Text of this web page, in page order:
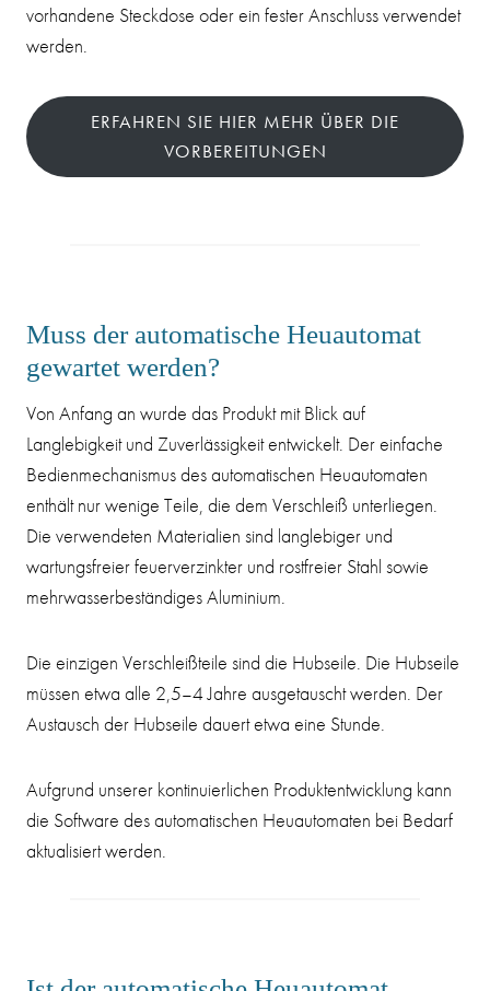
vorhandene Steckdose oder ein fester Anschluss verwendet
werden.
ERFAHREN SIE HIER MEHR ÜBER DIE
VORBEREITUNGEN
Muss der automatische Heuautomat
gewartet werden?
Von Anfang an wurde das Produkt mit Blick auf
Langlebigkeit und Zuverlässigkeit entwickelt. Der einfache
Bedienmechanismus des automatischen Heuautomaten
enthält nur wenige Teile, die dem Verschleiß unterliegen.
Die verwendeten Materialien sind langlebiger und
wartungsfreier feuerverzinkter und rostfreier Stahl sowie
mehrwasserbeständiges Aluminium.
Die einzigen Verschleißteile sind die Hubseile. Die Hubseile
müssen etwa alle 2,5–4 Jahre ausgetauscht werden. Der
Austausch der Hubseile dauert etwa eine Stunde.
Aufgrund unserer kontinuierlichen Produktentwicklung kann
die Software des automatischen Heuautomaten bei Bedarf
aktualisiert werden.